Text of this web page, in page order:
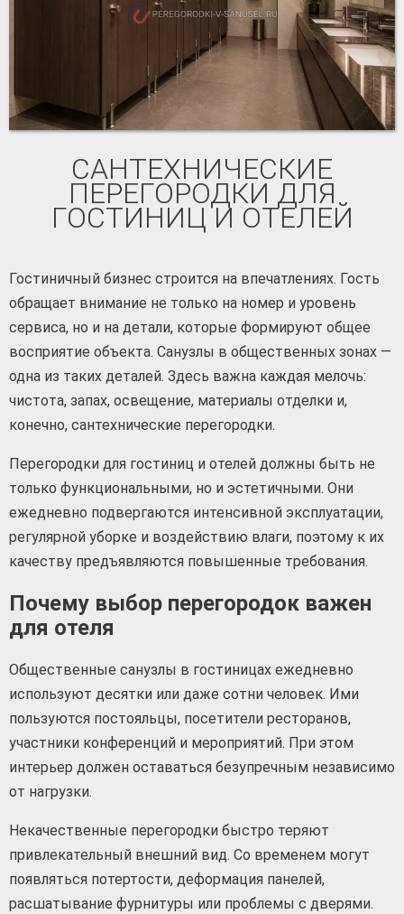
САНТЕХНИЧЕСКИЕ
ПЕРЕГОРОДКИ ДЛЯ
ГОСТИНИЦ И ОТЕЛЕЙ
Гостиничный бизнес строится на впечатлениях. Гость
обращает внимание не только на номер и уровень
сервиса, но и на детали, которые формируют общее
восприятие объекта. Санузлы в общественных зонах —
одна из таких деталей. Здесь важна каждая мелочь:
чистота, запах, освещение, материалы отделки и,
конечно, сантехнические перегородки.
Перегородки для гостиниц и отелей должны быть не
только функциональными, но и эстетичными. Они
ежедневно подвергаются интенсивной эксплуатации,
регулярной уборке и воздействию влаги, поэтому к их
качеству предъявляются повышенные требования.
Почему выбор перегородок важен
для отеля
Общественные санузлы в гостиницах ежедневно
используют десятки или даже сотни человек. Ими
пользуются постояльцы, посетители ресторанов,
участники конференций и мероприятий. При этом
интерьер должен оставаться безупречным независимо
от нагрузки.
Некачественные перегородки быстро теряют
привлекательный внешний вид. Со временем могут
появляться потертости, деформация панелей,
расшатывание фурнитуры или проблемы с дверями.